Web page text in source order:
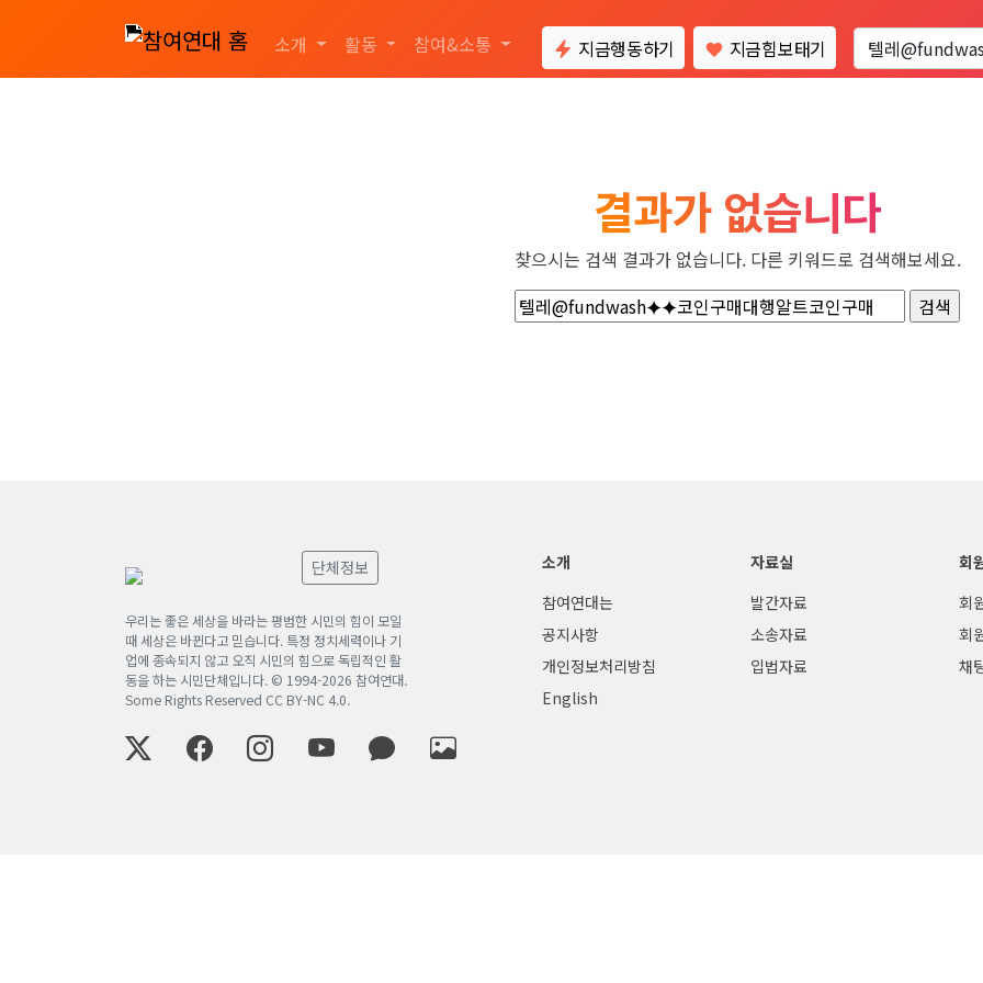
소개 활동 참여&소통 지금행동하기 지금힘보태기
결과가 없습니다
찾으시는 검색 결과가 없습니다. 다른 키워드로 검색해보세요.
검
색:
단체정보
우리는 좋은 세상을 바라는 평범한 시민의 힘이 모일
때 세상은 바뀐다고 믿습니다. 특정 정치세력이나 기
업에 종속되지 않고 오직 시민의 힘으로 독립적인 활
동을 하는 시민단체입니다. © 1994-2026 참여연대.
Some Rights Reserved CC BY-NC 4.0.
소개
참여연대는
공지사항
개인정보처리방침
English
자료실
발간자료
소송자료
입법자료
회
회
회
채